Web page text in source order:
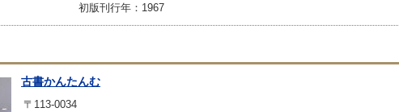
初版刊行年：1967
古書かんたんむ
〒113-0034